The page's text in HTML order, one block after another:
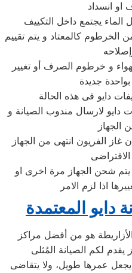
او انسداد
يجتمع داخل التكييف
كالمعتاد و يتم تقييم
و خرطوم الصرف أو تغيير
بواحدة جديدة
دايو فى هذه الحالة
دايو لارسال مندوب الصيانة و
الفريون انتهى من الجهاز
شحن الجهاز مرة اخرى او
اذا لزم الامر
دايو المعتمدة
هو من أفضل مراكز
يقدم لكم الصيانة المُثلى
يجعل عمرها طويل، ولا يتقاضى